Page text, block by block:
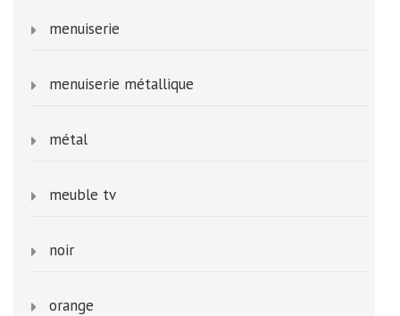
menuiserie
menuiserie métallique
métal
meuble tv
noir
orange